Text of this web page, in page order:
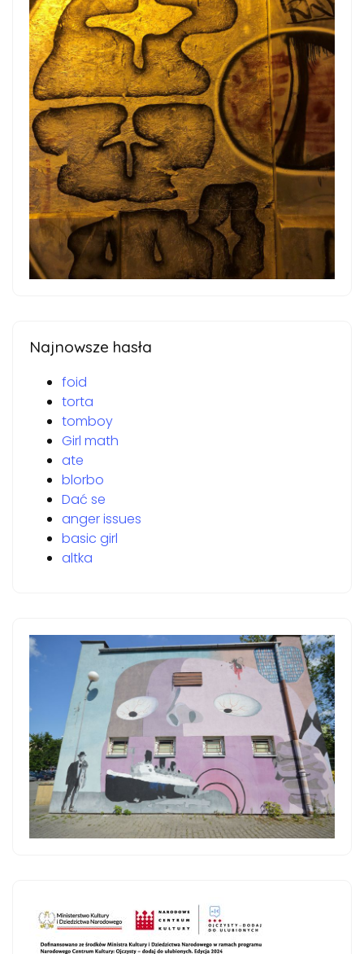
Najnowsze hasła
foid
torta
tomboy
Girl math
ate
blorbo
Dać se
anger issues
basic girl
altka